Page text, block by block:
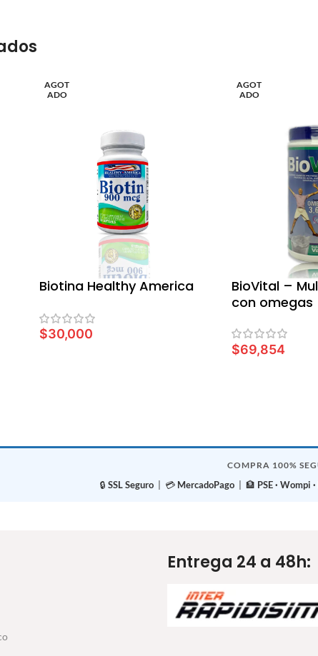
AGOT
ADO
Biotina Healthy America
$30,000
AGOT
ADO
BioVital –
con omegas
$69,854
COMPRA 100%
🔒 SSL Seguro | 💳 MercadoPago | 🏦 PSE · Wompi
Entrega 24 a 48h: